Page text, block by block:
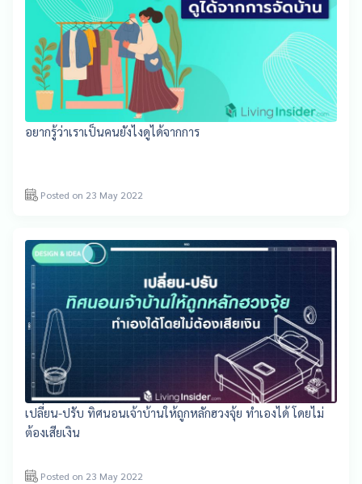
อยากรู้ว่าเราเป็นคนยังไงดูได้จากการ
Posted on 23 May 2022
เปลี่ยน-ปรับ ทิศนอนเจ้าบ้านให้ถูกหลักฮวงจุ้ย ทำเองได้ โดยไม่
ต้องเสียเงิน
Posted on 23 May 2022